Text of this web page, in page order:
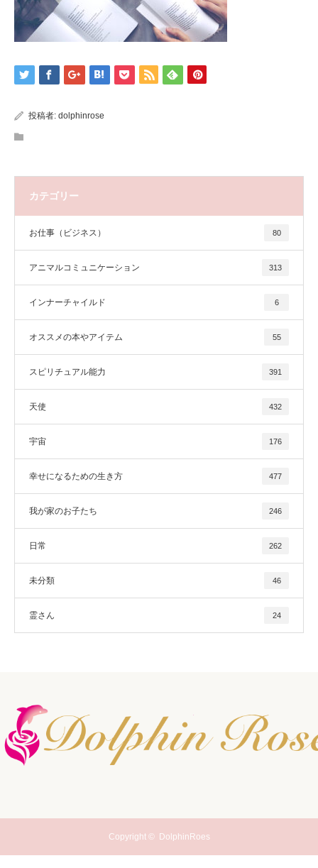
投稿者: dolphinrose
カテゴリー
お仕事（ビジネス） 80
アニマルコミュニケーション 313
インナーチャイルド 6
オススメの本やアイテム 55
スピリチュアル能力 391
天使 432
宇宙 176
幸せになるための生き方 477
我が家のお子たち 246
日常 262
未分類 46
霊さん 24
Copyright © DolphinRoes